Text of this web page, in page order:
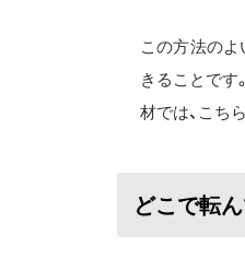
この方法のよ
きることです
材では、こち
どこで転